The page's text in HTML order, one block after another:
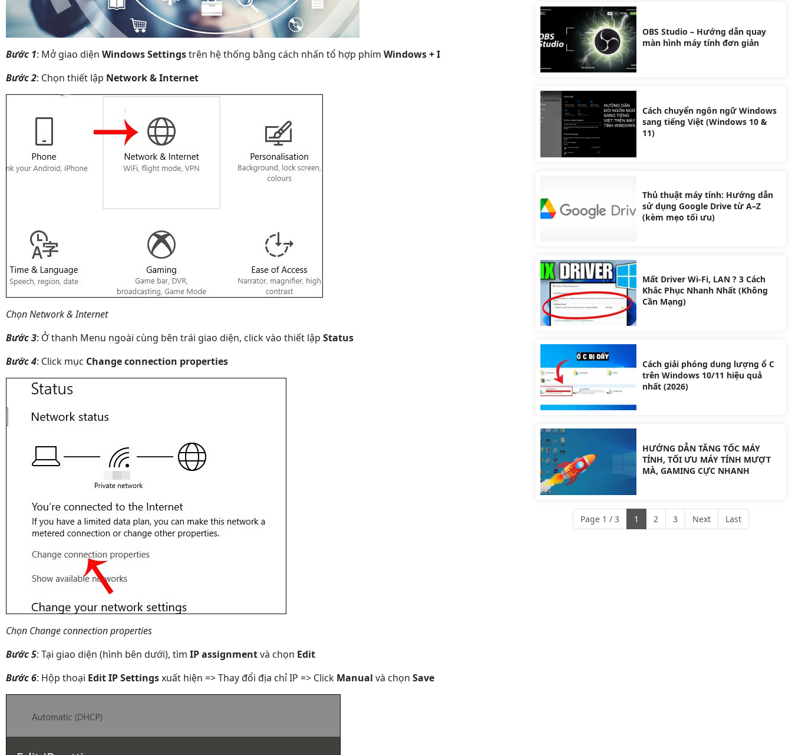
Bước 1: Mở giao diện Windows Settingstrên hệ thống bằng cách nhấn tổ hợp phím Windows + I
Bước 2: Chọn thiết lập Network & Internet
Chọn Network & Internet
Bước 3: Ở thanh Menu ngoài cùng bên trái giao diện, click vào thiết lập Status
Bước 4: Click mục Change connection properties
Chọn Change connection properties
Bước 5: Tại giao diện (hình bên dưới), tìm IP assignmentvà chọn Edit
Bước 6: Hộp thoại Edit IP Settingsxuất hiện => Thay đổi địa chỉ IP => Click Manual và chọn Save
OBS Studio – Hướng dẫn quay
màn hình máy tính đơn giản
Cách chuyển ngôn ngữ Windows
sang tiếng Việt (Windows 10 &
11)
Thủ thuật máy tính: Hướng dẫn
sử dụng Google Drive từ A–Z
(kèm mẹo tối ưu)
Mất Driver Wi-Fi, LAN ? 3 Cách
Khắc Phục Nhanh Nhất (Không
Cần Mạng)
Cách giải phóng dung lượng ổ C
trên Windows 10/11 hiệu quả
nhất (2026)
HƯỚNG DẪN TĂNG TỐC MÁY
TÍNH, TỐI ƯU MÁY TÍNH MƯỢT
MÀ, GAMING CỰC NHANH
Page 1 / 3 1 2 3 Next Last